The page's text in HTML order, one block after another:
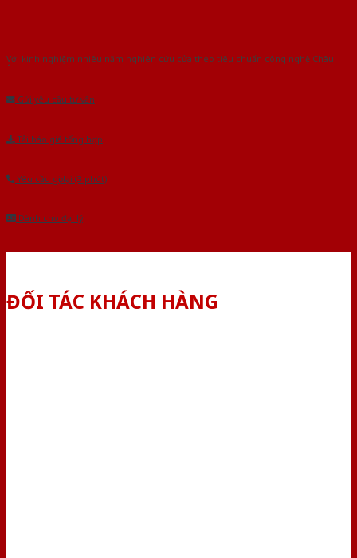
Với kinh nghiệm nhiêu năm nghiên cứu cửa theo tiêu chuẩn công nghệ Châu
Gửi yêu cầu tư vấn
Tải báo giá tổng hợp
Yêu cầu gọi lại (3 phút)
Dành cho đại lý
ĐỐI TÁC KHÁCH HÀNG